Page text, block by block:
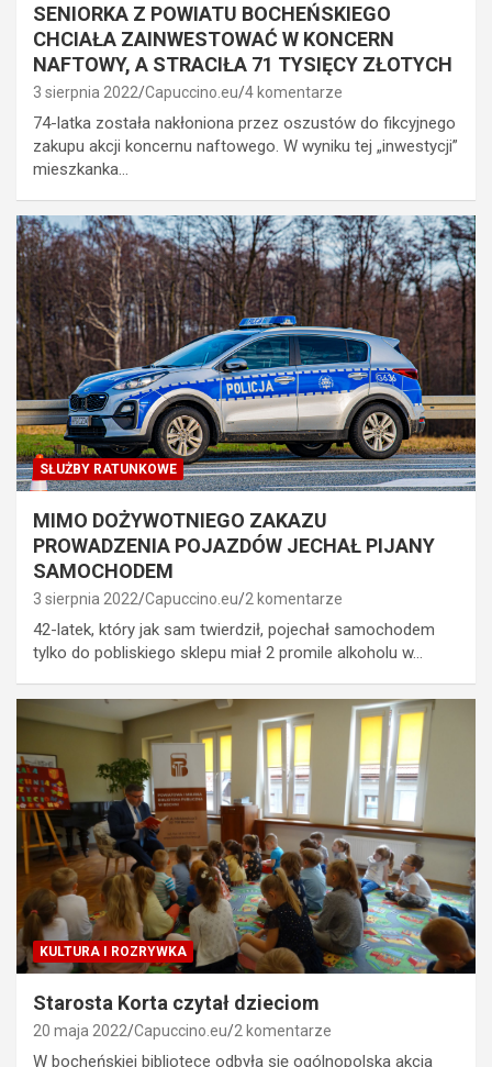
SENIORKA Z POWIATU BOCHEŃSKIEGO
CHCIAŁA ZAINWESTOWAĆ W KONCERN
NAFTOWY, A STRACIŁA 71 TYSIĘCY ZŁOTYCH
3 sierpnia 2022 Capuccino.eu 4 komentarze
74-latka została nakłoniona przez oszustów do fikcyjnego
zakupu akcji koncernu naftowego. W wyniku tej „inwestycji”
mieszkanka…
SŁUŻBY RATUNKOWE
MIMO DOŻYWOTNIEGO ZAKAZU
PROWADZENIA POJAZDÓW JECHAŁ PIJANY
SAMOCHODEM
3 sierpnia 2022 Capuccino.eu 2 komentarze
42-latek, który jak sam twierdził, pojechał samochodem
tylko do pobliskiego sklepu miał 2 promile alkoholu w…
KULTURA I ROZRYWKA
Starosta Korta czytał dzieciom
20 maja 2022 Capuccino.eu 2 komentarze
W bocheńskiej bibliotece odbyła się ogólnopolska akcja